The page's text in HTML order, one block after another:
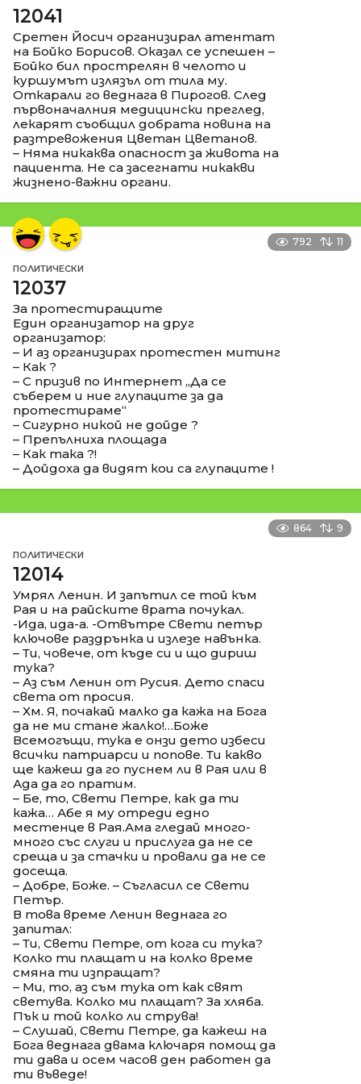
12041
Сретен Йосич организирал атентат
на Бойко Борисов. Оказал се успешен –
Бойко бил прострелян в челото и
куршумът излязъл от тила му.
Откарали го веднага в Пирогов. След
първоначалния медицински преглед,
лекарят съобщил добрата новина на
разтревожения Цветан Цветанов.
– Няма никаква опасност за живота на
пациента. Не са засегнати никакви
жизнено-важни органи.
792 11
ПОЛИТИЧЕСКИ
12037
За протестиращите
Един организатор на друг
организатор:
– И аз организирах протестен митинг
– Как ?
– С призив по Интернет „Да се
съберем и ние глупаците за да
протестираме“
– Сигурно никой не дойде ?
– Препълниха площада
– Как така ?!
– Дойдоха да видят кои са глупаците !
864 9
ПОЛИТИЧЕСКИ
12014
Умрял Ленин. И запътил се той към
Рая и на райските врата почукал.
-Ида, ида-а. -Отвътре Свети петър
ключове раздрънка и излезе навънка.
– Ти, човече, от къде си и що дириш
тука?
– Аз съм Ленин от Русия. Дето спаси
света от просия.
– Хм. Я, почакай малко да кажа на Бога
да не ми стане жалко!…Боже
Всемогъщи, тука е онзи дето избеси
всички патриарси и попове. Ти какво
ще кажеш да го пуснем ли в Рая или в
Ада да го пратим.
– Бе, то, Свети Петре, как да ти
кажа… Абе я му отреди едно
местенце в Рая.Ама гледай много-
много със слуги и прислуга да не се
среща и за стачки и провали да не се
досеща.
– Добре, Боже. – Съгласил се Свети
Петър.
В това време Ленин веднага го
запитал:
– Ти, Свети Петре, от кога си тука?
Колко ти плащат и на колко време
смяна ти изпращат?
– Ми, то, аз съм тука от как свят
светува. Колко ми плащат? За хляба.
Пък и той колко ли струва!
– Слушай, Свети Петре, да кажеш на
Бога веднага двама ключаря помощ да
ти дава и осем часов ден работен да
ти въведе!